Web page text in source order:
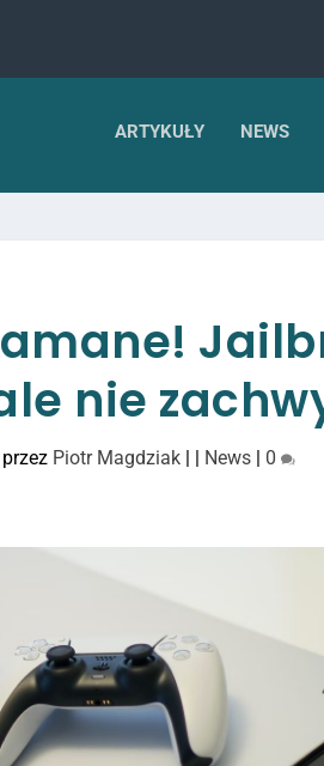
ARTYKUŁY NEWS
nie
przez Piotr Magdziak| | News| 0